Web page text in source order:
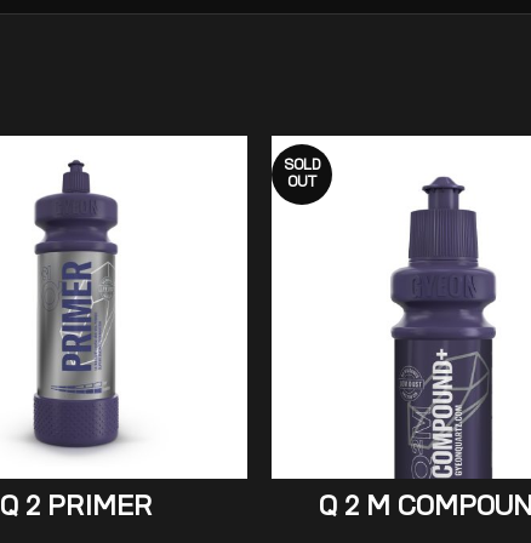
ADD TO CART
Q 2 PRIMER
SOLD
OUT
READ MORE
Q 2 M